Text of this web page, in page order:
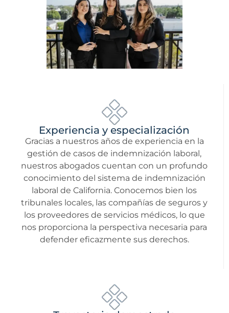
Experiencia y especialización
Gracias a nuestros años de experiencia en la
gestión de casos de indemnización laboral,
nuestros abogados cuentan con un profundo
conocimiento del sistema de indemnización
laboral de California. Conocemos bien los
tribunales locales, las compañías de seguros y
los proveedores de servicios médicos, lo que
nos proporciona la perspectiva necesaria para
defender eficazmente sus derechos.